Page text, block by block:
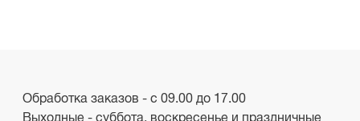
Обработка заказов - с 09.00 до 17.00
Выходные - суббота, воскресенье и праздничные